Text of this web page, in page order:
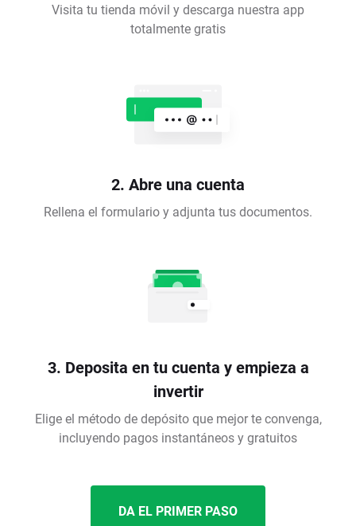
Visita tu tienda móvil y descarga nuestra app
totalmente gratis
2. Abre una cuenta
Rellena el formulario y adjunta tus documentos.
3. Deposita en tu cuenta y empieza a
invertir
Elige el método de depósito que mejor te convenga,
incluyendo pagos instantáneos y gratuitos
DA EL PRIMER PASO